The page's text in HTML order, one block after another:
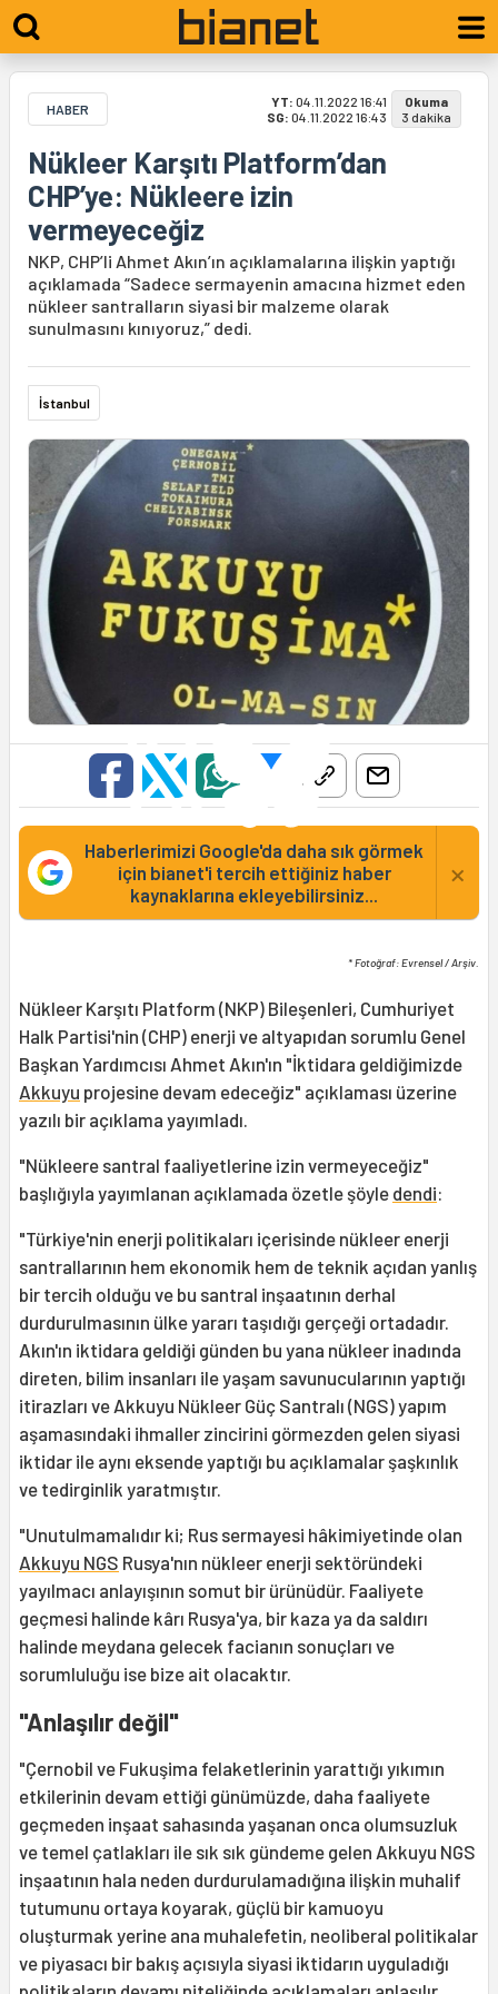
HABER YT: 04.11.2022 16:41
SG: 04.11.2022 16:43
Okuma
3 dakika
Nükleer Karşıtı Platform’dan
CHP’ye: Nükleere izin
vermeyeceğiz
NKP, CHP’li Ahmet Akın’ın açıklamalarına ilişkin yaptığı
açıklamada “Sadece sermayenin amacına hizmet eden
nükleer santralların siyasi bir malzeme olarak
sunulmasını kınıyoruz,” dedi.
İstanbul
Haberlerimizi Google'da daha sık görmek
için bianet'i tercih ettiğiniz haber
kaynaklarına ekleyebilirsiniz...
×
* Fotoğraf: Evrensel / Arşiv.
Nükleer Karşıtı Platform (NKP) Bileşenleri, Cumhuriyet
Halk Partisi'nin (CHP) enerji ve altyapıdan sorumlu Genel
Başkan Yardımcısı Ahmet Akın'ın "İktidara geldiğimizde
Akkuyu projesine devam edeceğiz" açıklaması üzerine
yazılı bir açıklama yayımladı.
"Nükleere santral faaliyetlerine izin vermeyeceğiz"
başlığıyla yayımlanan açıklamada özetle şöyle dendi:
"Türkiye'nin enerji politikaları içerisinde nükleer enerji
santrallarının hem ekonomik hem de teknik açıdan yanlış
bir tercih olduğu ve bu santral inşaatının derhal
durdurulmasının ülke yararı taşıdığı gerçeği ortadadır.
Akın'ın iktidara geldiği günden bu yana nükleer inadında
direten, bilim insanları ile yaşam savunucularının yaptığı
itirazları ve Akkuyu Nükleer Güç Santralı (NGS) yapım
aşamasındaki ihmaller zincirini görmezden gelen siyasi
iktidar ile aynı eksende yaptığı bu açıklamalar şaşkınlık
ve tedirginlik yaratmıştır.
"Unutulmamalıdır ki; Rus sermayesi hâkimiyetinde olan
Akkuyu NGS Rusya'nın nükleer enerji sektöründeki
yayılmacı anlayışının somut bir ürünüdür. Faaliyete
geçmesi halinde kârı Rusya'ya, bir kaza ya da saldırı
halinde meydana gelecek facianın sonuçları ve
sorumluluğu ise bize ait olacaktır.
"Anlaşılır değil"
"Çernobil ve Fukuşima felaketlerinin yarattığı yıkımın
etkilerinin devam ettiği günümüzde, daha faaliyete
geçmeden inşaat sahasında yaşanan onca olumsuzluk
ve temel çatlakları ile sık sık gündeme gelen Akkuyu NGS
inşaatının hala neden durdurulamadığına ilişkin muhalif
tutumunu ortaya koyarak, güçlü bir kamuoyu
oluşturmak yerine ana muhalefetin, neoliberal politikalar
ve piyasacı bir bakış açısıyla siyasi iktidarın uyguladığı